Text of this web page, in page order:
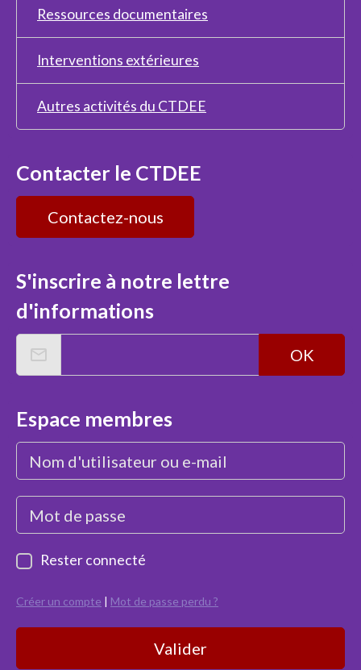
Ressources documentaires
Interventions extérieures
Autres activités du CTDEE
Contacter le CTDEE
Contactez-nous
S'inscrire à notre lettre
d'informations
OK
Espace membres
Rester connecté
Créer un compte | Mot de passe perdu ?
Valider